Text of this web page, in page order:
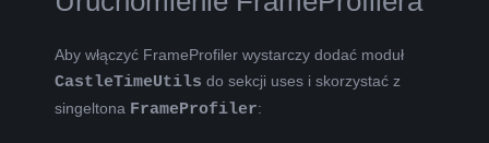
Aby włączyć FrameProfiler wystarczy dodać moduł
CastleTimeUtils do sekcji uses i skorzystać z
singeltona FrameProfiler: